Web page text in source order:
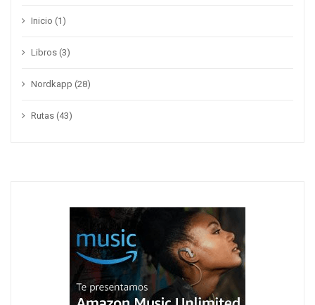
Inicio (1)
Libros (3)
Nordkapp (28)
Rutas (43)